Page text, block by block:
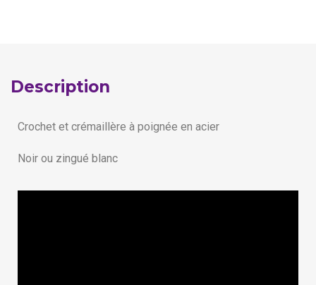
Description
Crochet et crémaillère à poignée en acier
Noir ou zingué blanc